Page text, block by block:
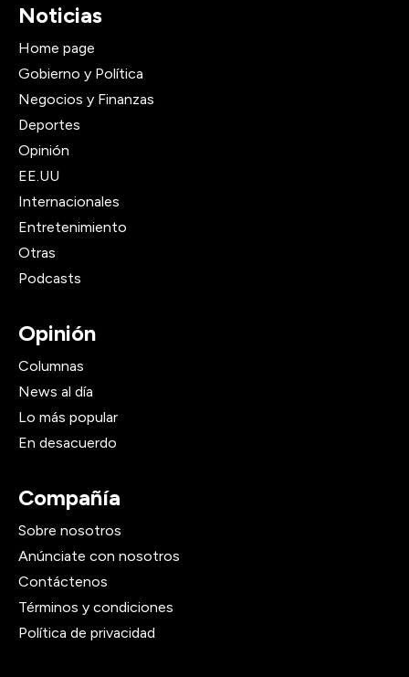
Noticias
Home page
Gobierno y Política
Negocios y Finanzas
Deportes
Opinión
EE.UU
Internacionales
Entretenimiento
Otras
Podcasts
Opinión
Columnas
News al día
Lo más popular
En desacuerdo
Compañía
Sobre nosotros
Anúnciate con nosotros
Contáctenos
Términos y condiciones
Política de privacidad